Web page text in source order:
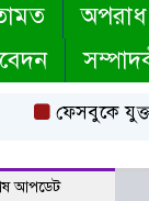
অপরাধ
ফেসবুকে যুক্ত
আপডেট